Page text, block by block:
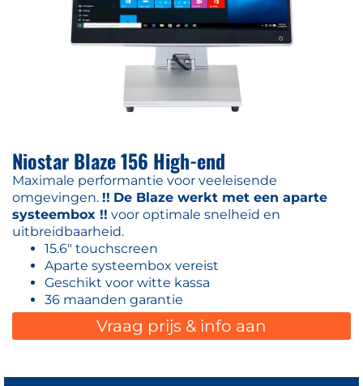
Niostar Blaze 156 High-end
Maximale performantie voor veeleisende
omgevingen. !! De Blaze werkt met een aparte
systeembox !! voor optimale snelheid en
uitbreidbaarheid.
15.6" touchscreen
Aparte systeembox vereist
Geschikt voor witte kassa
36 maanden garantie
Vraag prijs & info aan